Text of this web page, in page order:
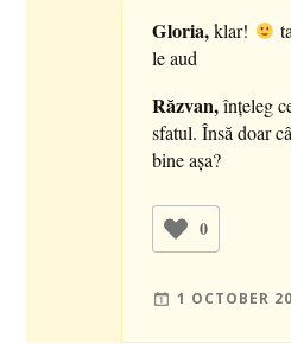
Gloria,klar!
le aud
Răzvan,înţeleg
sfatul. Însă doar
bine aşa?
0
1 OCTOBER